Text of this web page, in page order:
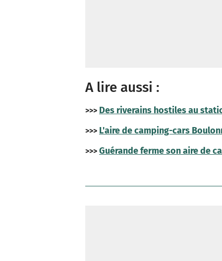
A lire aussi :
>>> Des riverains hostiles au
>>> L'aire de camping-cars
>>> Guérande ferme son aire de